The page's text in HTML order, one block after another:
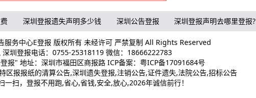
深圳登报遗失声明多少钱 深圳公告登报 深圳登报声明去哪里登报?
务中心E登报 版权所有 未经许可 严禁复制 All Rights Reserved
深圳登报电话：0755-25318119 微信：18666222783
报" 地址：深圳市福田区商报路 ICP备案： 粤ICP备17091684号
区报报纸的清算公告,深圳遗失登报,注销公告,证件遗失,法院公告,招标公告
扫，登报不用跑,省心,省钱,安全,放心,2026年诚信前行！